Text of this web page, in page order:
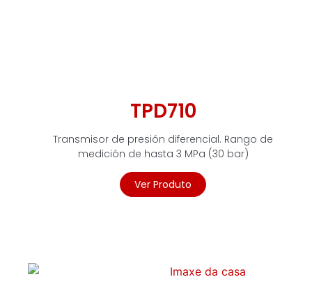
TPD710
Transmisor de presión diferencial. Rango de
medición de hasta 3 MPa (30 bar)
Ver Produto